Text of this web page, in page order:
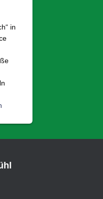
in